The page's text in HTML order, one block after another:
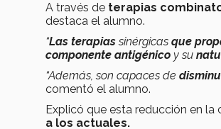
A través de terapias
destaca el alumno.
“Las terapiassinérgicas que
componente antigénico y su
“Además, son capaces de
comentó el alumno.
Explicó que esta reducción en
a los actuales.